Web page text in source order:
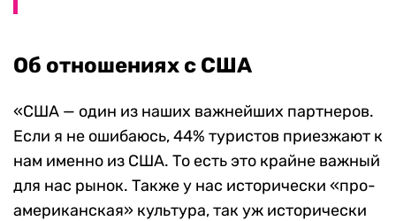
Об отношениях с США
«США — один из наших важнейших партнеров.
Если я не ошибаюсь, 44% туристов приезжают к
нам именно из США. То есть это крайне важный
для нас рынок. Также у нас исторически «про-
американская» культура, так уж исторически